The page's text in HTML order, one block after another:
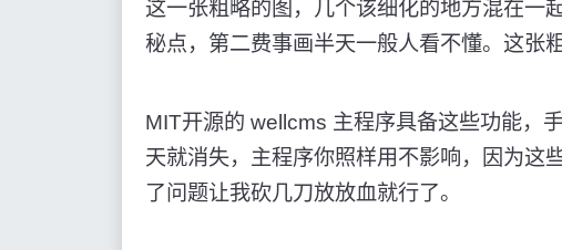
这一张粗略的图，几个该细化的地方混在一
秘点，第二费事画半天一般人看不懂。这张
MIT开源的 wellcms 主程序具备这些功能，
天就消失，主程序你照样用不影响，因为这
了问题让我砍几刀放放血就行了。